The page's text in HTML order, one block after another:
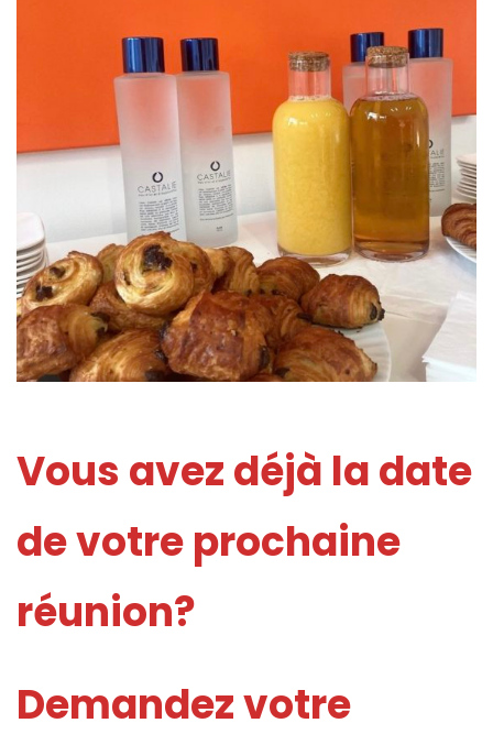
Vous avez déjà la date
de votre prochaine
réunion?
Demandez votre